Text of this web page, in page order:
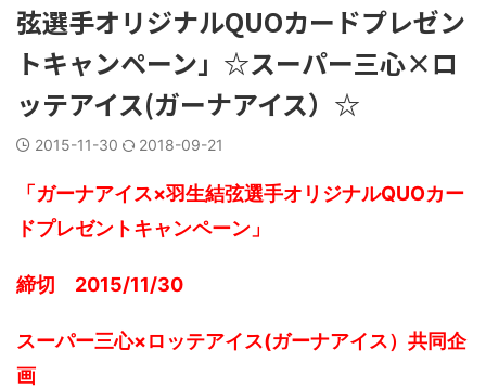
弦選手オリジナルQUOカードプレゼン
トキャンペーン」☆スーパー三心×ロ
ッテアイス(ガーナアイス）☆
2015-11-30 2018-09-21
「ガーナアイス×羽生結弦選手オリジナルQUOカー
ドプレゼントキャンペーン」
締切 2015/11/30
スーパー三心×ロッテアイス(ガーナアイス）共同企
画